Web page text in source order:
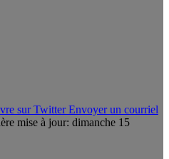
sur Twitter Envoyer un courriel
mise à jour: dimanche 15